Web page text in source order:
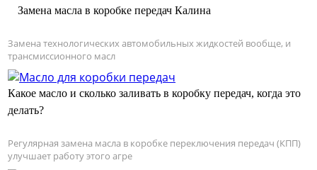
Замена масла в коробке передач Калина
Замена технологических автомобильных жидкостей вообще, и
трансмиссионного масл
Какое масло и сколько заливать в коробку передач, когда это
делать?
Регулярная замена масла в коробке переключения передач (КПП)
улучшает работу этого агре